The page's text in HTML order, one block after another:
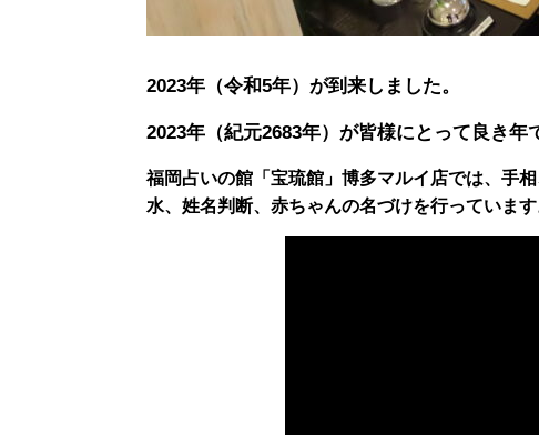
2023年（令和5年）が到来しました。
2023年（紀元2683年）が皆様にとって良き年
福岡占いの館「宝琉館」博多マルイ店では、手
水、姓名判断、赤ちゃんの名づけを行っています